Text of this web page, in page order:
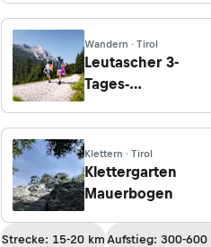
Wandern · Tirol
Leutascher 3-
Tages-
für Familien -
Etappe 3:
Rotmoosalm -
Hämmermoosalm
Klettern · Tirol
Klettergarten
Mauerbogen
Strecke: 15-20 km Aufstieg: 300-600